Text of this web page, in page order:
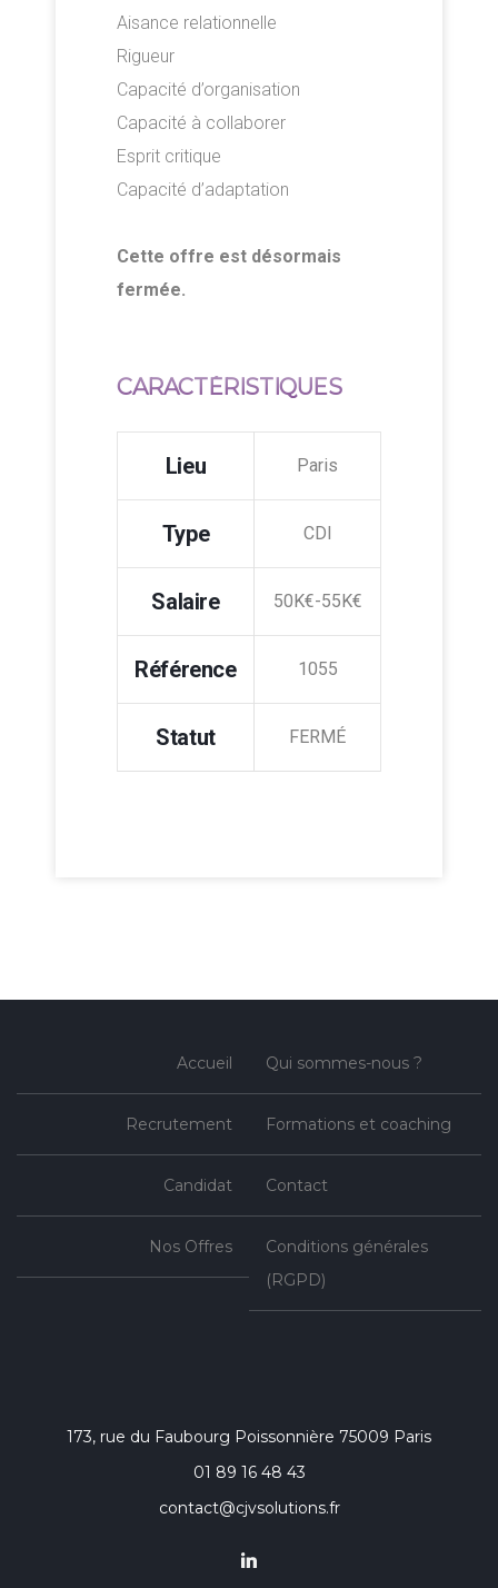
Aisance relationnelle
Rigueur
Capacité d’organisation
Capacité à collaborer
Esprit critique
Capacité d’adaptation
Cette offre est désormais
fermée.
CARACTÉRISTIQUES
Lieu Paris
Type CDI
Salaire 50K€-55K€
Référence 1055
Statut FERMÉ
Accueil Qui sommes-nous ?
Recrutement Formations et coaching
Candidat Contact
Nos Offres
Conditions générales
(RGPD)
173, rue du Faubourg Poissonnière 75009 Paris
01 89 16 48 43
contact@cjvsolutions.fr